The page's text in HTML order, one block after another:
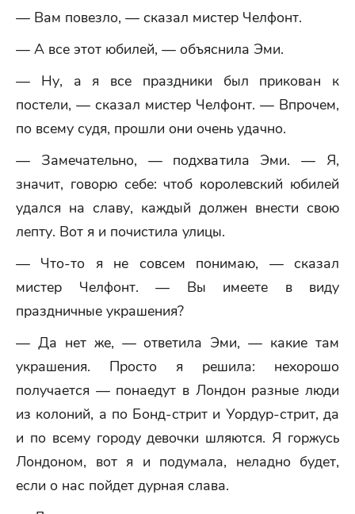
— Вам повезло, — сказал мистер Челфонт.
— А все этот юбилей, — объяснила Эми.
— Ну, а я все праздники был прикован к
постели, — сказал мистер Челфонт. — Впрочем,
по всему судя, прошли они очень удачно.
— Замечательно, — подхватила Эми. — Я,
значит, говорю себе: чтоб королевский юбилей
удался на славу, каждый должен внести свою
лепту. Вот я и почистила улицы.
— Что-то я не совсем понимаю, — сказал
мистер Челфонт. — Вы имеете в виду
праздничные украшения?
— Да нет же, — ответила Эми, — какие там
украшения. Просто я решила: нехорошо
получается — понаедут в Лондон разные люди
из колоний, а по Бонд-стрит и Уордур-стрит, да
и по всему городу девочки шляются. Я горжусь
Лондоном, вот я и подумала, неладно будет,
если о нас пойдет дурная слава.